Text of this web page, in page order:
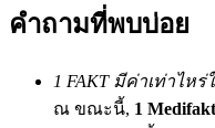
เชิญเพื่อนเพื่อรับรางวั
คำถามที่พบบ่อย
1 FAKT มีค่าเท่าไหร่
ณ ขณะนี้, 1